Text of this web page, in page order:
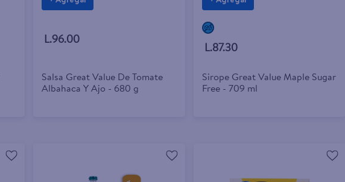
L.96.00
Salsa Great Value De Tomate
Albahaca Y Ajo - 680 g
L.87.30
Sirope Great Value Maple Sugar
Free - 709 ml